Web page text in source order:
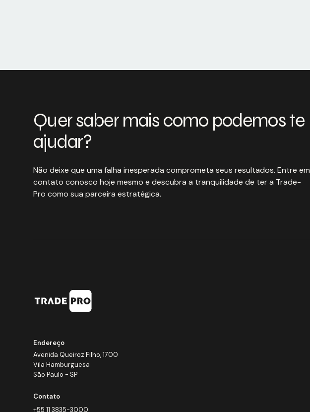
Quer saber mais como podemos te
ajudar?
Não deixe que uma falha inesperada comprometa seus resultados. Entre em
contato conosco hoje mesmo e descubra a tranquilidade de ter a Trade-
Pro como sua parceira estratégica.
Endereço
Avenida Queiroz Filho, 1700
Vila Hamburguesa
São Paulo - SP
Contato
+55 11 3835-3000